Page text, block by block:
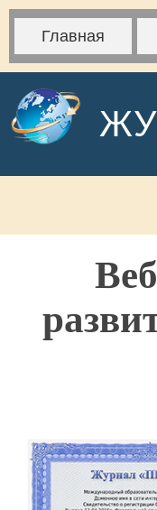
Главная